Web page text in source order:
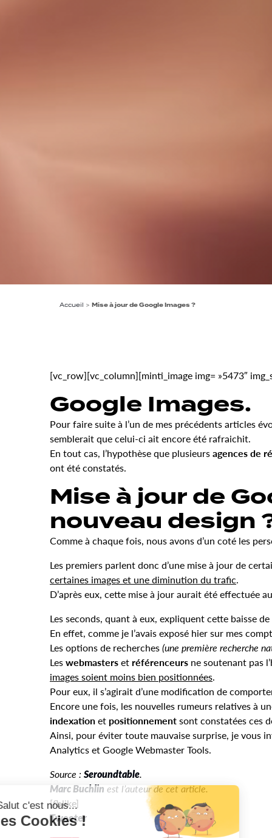
Accueil >Mise à jour de Google Images ?
[vc_row][vc_column][minti_image img= »5473″
Google Images.
Pour faire suite à l’un de mes précédents articles
semblerait que celui-ci ait encore été rafraichit.
En tout cas, l’hypothèse que plusieursagences de
ont été constatés.
Mise à jour de
nouveau design
Comme à chaque fois, nous avons d’un coté les
Les premiers parlent donc d’une mise à jour de
certaines images et une diminution du trafic.
D’après eux, cette mise à jour aurait été effectuée
Les seconds, quant à eux, expliquent cette baisse
En effet, comme je l’avais exposé hier sur mes
Les options de recherches(une première recherche
Leswebmasterset référenceurs ne soutenant pas
images soient moins bien positionnées.
Pour eux, il s’agirait d’une modification de
Encore une fois, les nouvelles rumeurs relatives à
indexationet positionnementsont constatées ces
Ainsi, pour éviter toute mauvaise surprise, je vous
Analytics et Google Webmaster Tools.
Source : Seroundtable.
Marc Buchlin est l’auteur de cet article.
[fblike]
Tweeter